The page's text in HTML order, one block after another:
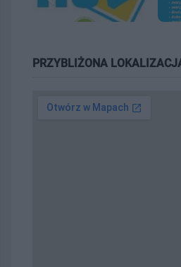
PRZYBLIŻONA